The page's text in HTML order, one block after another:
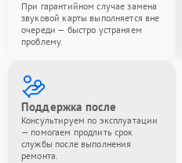
При гарантийном случае замена
звуковой карты выполняется вне
очереди — быстро устраняем
проблему.
Поддержка после
Консультируем по эксплуатации
— помогаем продлить срок
службы после выполнения
ремонта.